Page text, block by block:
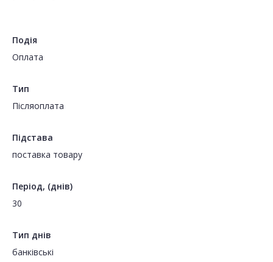
Подія
Оплата
Тип
Пiсляоплата
Підстава
поставка товару
Період, (днів)
30
Тип днів
банківські